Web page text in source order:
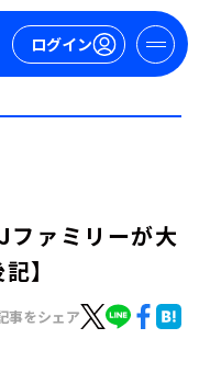
ログイン
ファミリーが大
】
事をシェア